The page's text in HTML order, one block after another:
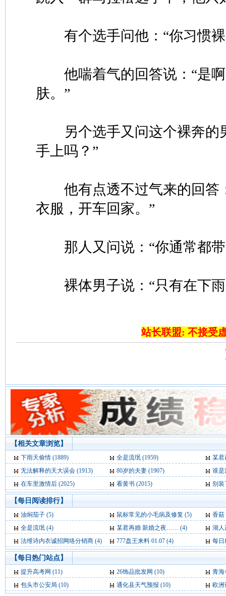
有个选手问他：“你习惯裸
他喘着气的回答说：“是啊
肤。”
另个选手又问这个裸奔的
手上吗？”
他有点透不过气来的回答
衣服，开车回家。”
那人又问说：“你通常都带
裸体男子说：“只有在下雨
站长联盟: 不接受
【相关文章浏览】
下雨天偷情 (1889) 全是流氓 (1959)
某君
无法解释的天大误会 (1913)
80岁的夫妻 (1907)
谁是
在车里激情后 (2025)
看黄书 (2015) 别装
【每日阅读排行】
油焖茄子 (5) 鼠标常见的小毛病及修复 (5)
香菇
全是流氓 (4)
某君再婚 新婚之夜…… (4)
湖人正
法维诗内衣诚招网络分销商 (4)
777盘王来料 01.07 (4) 每日
【每日热门站点】
提升高考网 (11) 26饰品批发网 (10)
青海
包头市公安局 (10) 通化县天气预报 (10) 欧洲